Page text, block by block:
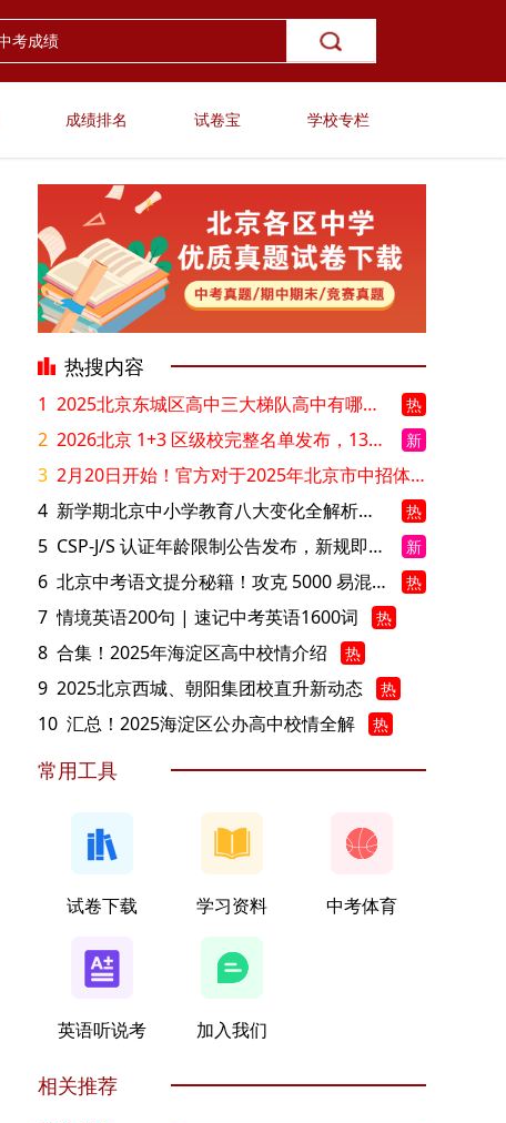
成绩排名 试卷宝 学校专栏
热搜内容
1 2025北京东城区高中三大梯队高中有哪些？录取分数线是多少？ 热
2 2026北京 1+3 区级校完整名单发布，13549 个名额该如何规划报考？ 新
3
2月20日开始！官方对于2025年北京市中招体检问题解答！
4
新学期北京中小学教育八大变化全解析：学位、政策、教学等方面迎新变革 热
5 CSP-J/S 认证年龄限制公告发布，新规即日起实施！ 新
6 北京中考语文提分秘籍！攻克 5000 易混易错字 热
7 情境英语200句 | 速记中考英语1600词 热
8 合集！2025年海淀区高中校情介绍 热
9 2025北京西城、朝阳集团校直升新动态 热
10 汇总！2025海淀区公办高中校情全解 热
常用工具
试卷下载 学习资料 中考体育
英语听说考 加入我们
相关推荐